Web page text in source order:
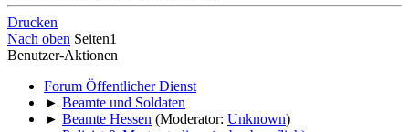
Drucken
Nach oben Seiten1
Benutzer-Aktionen
Forum Öffentlicher Dienst
► Beamte und Soldaten
► Beamte Hessen (Moderator: Unknown)